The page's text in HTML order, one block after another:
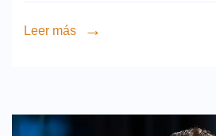
Leer más